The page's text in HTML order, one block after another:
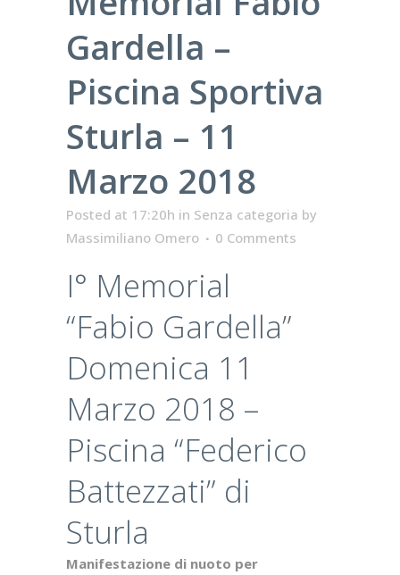
Gardella –
Piscina Sportiva
Sturla – 11
Marzo 2018
Posted at 17:20h in Senza categoria by
Massimiliano Omero
0 Comments
I° Memorial
“Fabio Gardella”
Domenica 11
Marzo 2018 –
Piscina “Federico
Battezzati” di
Sturla
Manifestazione di nuoto per